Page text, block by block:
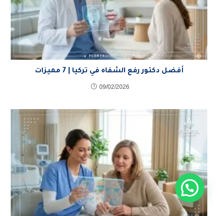
أفضل دكتور رفع الشفاه في تركيا | 7 مميزات
09/02/2026